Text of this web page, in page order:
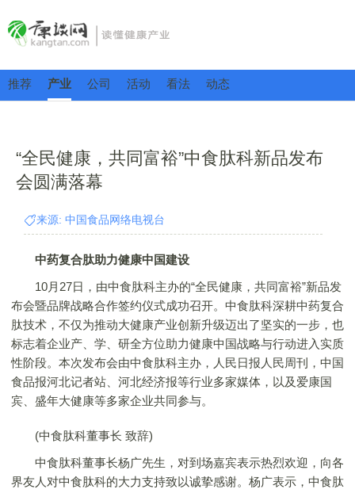
推荐 产业 公司 活动 看法 动态
“全民健康，共同富裕”中食肽科新品发布
会圆满落幕
来源: 中国食品网络电视台
中药复合肽助力健康中国建设
10月27日，由中食肽科主办的“全民健康，共同富裕”新品发
布会暨品牌战略合作签约仪式成功召开。中食肽科深耕中药复合
肽技术，不仅为推动大健康产业创新升级迈出了坚实的一步，也
标志着企业产、学、研全方位助力健康中国战略与行动进入实质
性阶段。本次发布会由中食肽科主办，人民日报人民周刊，中国
食品报河北记者站、河北经济报等行业多家媒体，以及爱康国
宾、盛年大健康等多家企业共同参与。
(中食肽科董事长 致辞)
中食肽科董事长杨广先生，对到场嘉宾表示热烈欢迎，向各
界友人对中食肽科的大力支持致以诚挚感谢。杨广表示，中食肽